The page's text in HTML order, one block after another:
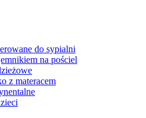
do sypialni
na pościel
z materacem